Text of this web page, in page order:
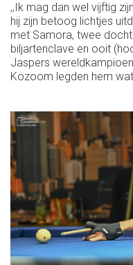
,,Ik mag dan wel vijftig
hij zijn betoog lichtjes
met Samora, twee
biljartenclave en ooit
Jaspers
Kozoom legden hem